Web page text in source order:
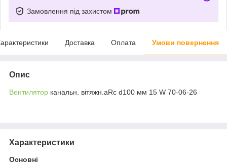
Замовлення під захистом
Доставка Оплата Умови повернення
Опис
Вентилятор канальн. вітяжн.aRc d100 мм 15 W 70-06-26
Характеристики
Основні